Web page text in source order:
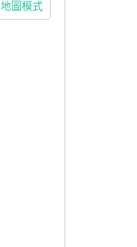
地圖模式